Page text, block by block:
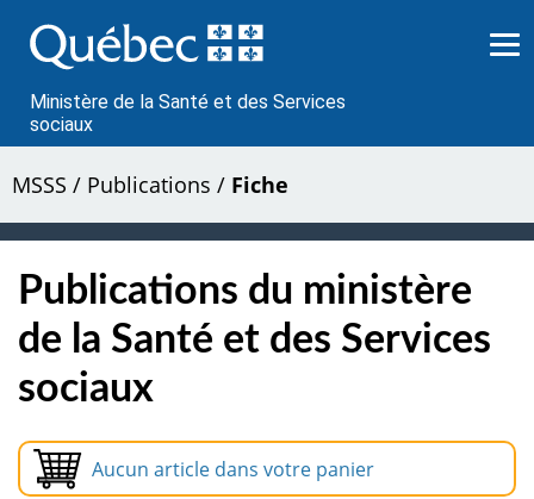
au
contenu
Ministère de la Santé et des Services
sociaux
MSSS / Publications / Fiche
Publications du ministère
de la Santé et des Services
sociaux
Aucun article dans votre panier